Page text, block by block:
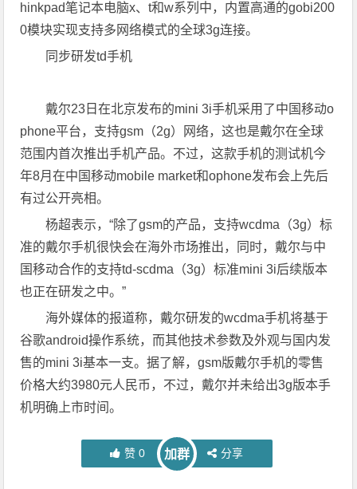
hinkpad笔记本电脑x、t和w系列中，内置高通的gobi200
0模块实现支持多网络模式的全球3g连接。
同步研发td手机
戴尔23日在北京发布的mini 3i手机采用了中国移动o
phone平台，支持gsm（2g）网络，这也是戴尔在全球
范围内首次推出手机产品。不过，这款手机的测试机今
年8月在中国移动mobile market和ophone发布会上先后
有过公开亮相。
杨超表示，“除了gsm的产品，支持wcdma（3g）标
准的戴尔手机很快会在海外市场推出，同时，戴尔与中
国移动合作的支持td-scdma（3g）标准mini 3i后续版本
也正在研发之中。”
海外媒体的报道称，戴尔研发的wcdma手机将基于
谷歌android操作系统，而其他技术参数及外观与国内发
售的mini 3i基本一支。据了解，gsm版戴尔手机的零售
价格大约3980元人民币，不过，戴尔并未给出3g版本手
机明确上市时间。
赞 0 加群 分享